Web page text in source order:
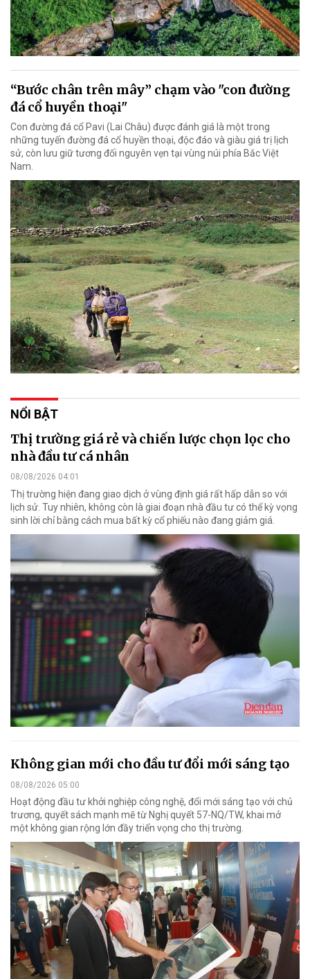
“Bước chân trên mây” chạm vào "con đường
đá cổ huyền thoại"
Con đường đá cổ Pavi (Lai Châu) được đánh giá là một trong
những tuyến đường đá cổ huyền thoại, độc đáo và giàu giá trị lịch
sử, còn lưu giữ tương đối nguyên vẹn tại vùng núi phía Bắc Việt
Nam.
NỔI BẬT
Thị trường giá rẻ và chiến lược chọn lọc cho
nhà đầu tư cá nhân
08/08/2026 04:01
Thị trường hiện đang giao dịch ở vùng định giá rất hấp dẫn so với
lịch sử. Tuy nhiên, không còn là giai đoạn nhà đầu tư có thể kỳ vọng
sinh lời chỉ bằng cách mua bất kỳ cổ phiếu nào đang giảm giá.
Không gian mới cho đầu tư đổi mới sáng tạo
08/08/2026 05:00
Hoạt động đầu tư khởi nghiệp công nghệ, đổi mới sáng tạo với chủ
trương, quyết sách mạnh mẽ từ Nghị quyết 57-NQ/TW, khai mở
một không gian rộng lớn đầy triển vọng cho thị trường.